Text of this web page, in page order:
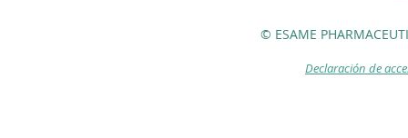
© ESAME
Declaración de